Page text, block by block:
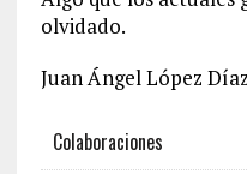
olvidado.
Juan Ángel López Díaz
Colaboraciones